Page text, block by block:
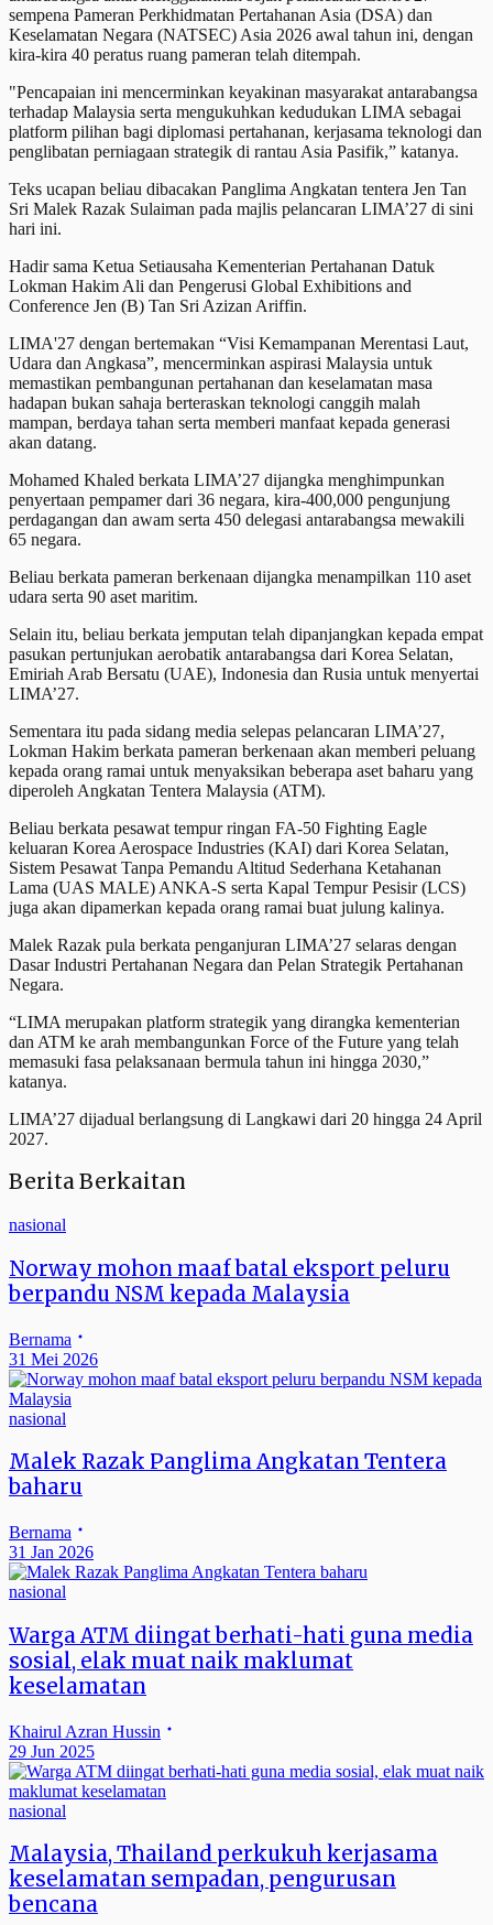
sempena Pameran Perkhidmatan Pertahanan Asia (DSA) dan
Keselamatan Negara (NATSEC) Asia 2026 awal tahun ini, dengan
kira-kira 40 peratus ruang pameran telah ditempah.
"Pencapaian ini mencerminkan keyakinan masyarakat antarabangsa
terhadap Malaysia serta mengukuhkan kedudukan LIMA sebagai
platform pilihan bagi diplomasi pertahanan, kerjasama teknologi dan
penglibatan perniagaan strategik di rantau Asia Pasifik,” katanya.
Teks ucapan beliau dibacakan Panglima Angkatan tentera Jen Tan
Sri Malek Razak Sulaiman pada majlis pelancaran LIMA’27 di sini
hari ini.
Hadir sama Ketua Setiausaha Kementerian Pertahanan Datuk
Lokman Hakim Ali dan Pengerusi Global Exhibitions and
Conference Jen (B) Tan Sri Azizan Ariffin.
LIMA'27 dengan bertemakan “Visi Kemampanan Merentasi Laut,
Udara dan Angkasa”, mencerminkan aspirasi Malaysia untuk
memastikan pembangunan pertahanan dan keselamatan masa
hadapan bukan sahaja berteraskan teknologi canggih malah
mampan, berdaya tahan serta memberi manfaat kepada generasi
akan datang.
Mohamed Khaled berkata LIMA’27 dijangka menghimpunkan
penyertaan pempamer dari 36 negara, kira-400,000 pengunjung
perdagangan dan awam serta 450 delegasi antarabangsa mewakili
65 negara.
Beliau berkata pameran berkenaan dijangka menampilkan 110 aset
udara serta 90 aset maritim.
Selain itu, beliau berkata jemputan telah dipanjangkan kepada empat
pasukan pertunjukan aerobatik antarabangsa dari Korea Selatan,
Emiriah Arab Bersatu (UAE), Indonesia dan Rusia untuk menyertai
LIMA’27.
Sementara itu pada sidang media selepas pelancaran LIMA’27,
Lokman Hakim berkata pameran berkenaan akan memberi peluang
kepada orang ramai untuk menyaksikan beberapa aset baharu yang
diperoleh Angkatan Tentera Malaysia (ATM).
Beliau berkata pesawat tempur ringan FA-50 Fighting Eagle
keluaran Korea Aerospace Industries (KAI) dari Korea Selatan,
Sistem Pesawat Tanpa Pemandu Altitud Sederhana Ketahanan
Lama (UAS MALE) ANKA-S serta Kapal Tempur Pesisir (LCS)
juga akan dipamerkan kepada orang ramai buat julung kalinya.
Malek Razak pula berkata penganjuran LIMA’27 selaras dengan
Dasar Industri Pertahanan Negara dan Pelan Strategik Pertahanan
Negara.
“LIMA merupakan platform strategik yang dirangka kementerian
dan ATM ke arah membangunkan Force of the Future yang telah
memasuki fasa pelaksanaan bermula tahun ini hingga 2030,”
katanya.
LIMA’27 dijadual berlangsung di Langkawi dari 20 hingga 24 April
2027.
Berita Berkaitan
nasional
Norway mohon maaf batal eksport peluru
berpandu NSM kepada Malaysia
Bernama
31 Mei 2026
nasional
Malek Razak Panglima Angkatan Tentera
baharu
Bernama
31 Jan 2026
nasional
Warga ATM diingat berhati-hati guna media
sosial, elak muat naik maklumat
keselamatan
Khairul Azran Hussin
29 Jun 2025
nasional
Malaysia, Thailand perkukuh kerjasama
keselamatan sempadan, pengurusan
bencana